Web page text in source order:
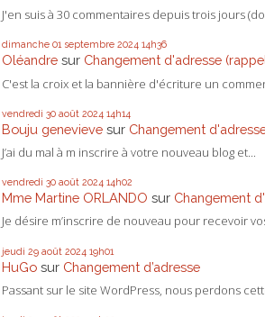
J'en suis à 30 commentaires depuis trois jours
dimanche 01 septembre 2024 14h36
Oléandre sur Changement d'adresse
C'est la croix et la bannière d'écriture un
vendredi 30 août 2024 14h14
Bouju genevieve sur Changement
J’ai du mal à m inscrire à votre nouveau blog et...
vendredi 30 août 2024 14h02
Mme Martine ORLANDO sur Changement
Je désire m’inscrire de nouveau pour recevoir
jeudi 29 août 2024 19h01
HuGo sur Changement d’adresse
Passant sur le site WordPress, nous perdons